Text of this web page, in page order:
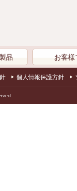
品 お客様
個人情報保護方針